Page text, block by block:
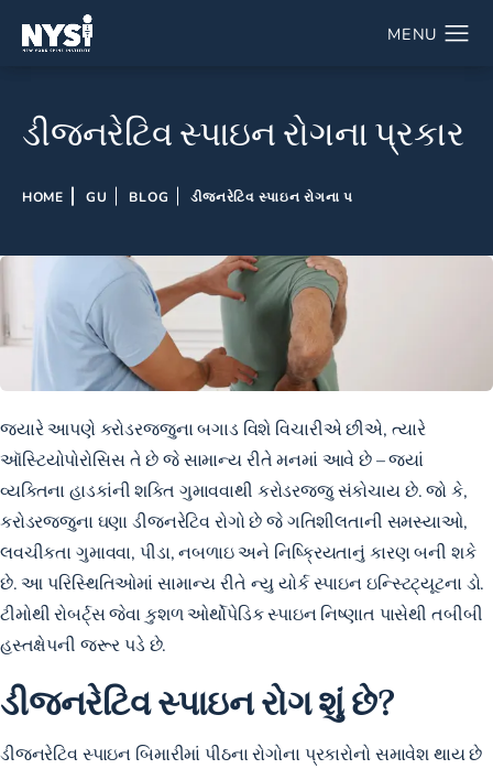
ડીજનરેટિવ સ્પાઇન રોગના પ્રકાર
HOME GU BLOG ડીજનરેટિવ સ્પાઇન રોગના પ
જ્યારે આપણે કરોડરજ્જુના બગાડ વિશે વિચારીએ છીએ, ત્યારે
ઑસ્ટિયોપોરોસિસ તે છે જે સામાન્ય રીતે મનમાં આવે છે – જ્યાં
વ્યક્તિના હાડકાંની શક્તિ ગુમાવવાથી કરોડરજ્જુ સંકોચાય છે. જો કે,
કરોડરજ્જુના ઘણા ડીજનરેટિવ રોગો છે જે ગતિશીલતાની સમસ્યાઓ,
લવચીકતા ગુમાવવા, પીડા, નબળાઇ અને નિષ્ક્રિયતાનું કારણ બની શકે
છે. આ પરિસ્થિતિઓમાં સામાન્ય રીતે ન્યુ યોર્ક સ્પાઇન ઇન્સ્ટિટ્યૂટના ડો.
ટીમોથી રોબર્ટ્સ જેવા કુશળ ઓર્થોપેડિક સ્પાઇન નિષ્ણાત પાસેથી તબીબી
હસ્તક્ષેપની જરૂર પડે છે.
ડીજનરેટિવ સ્પાઇન રોગ શું છે?
ડીજનરેટિવ સ્પાઇન બિમારીમાં પીઠના રોગોના પ્રકારોનો સમાવેશ થાય છે